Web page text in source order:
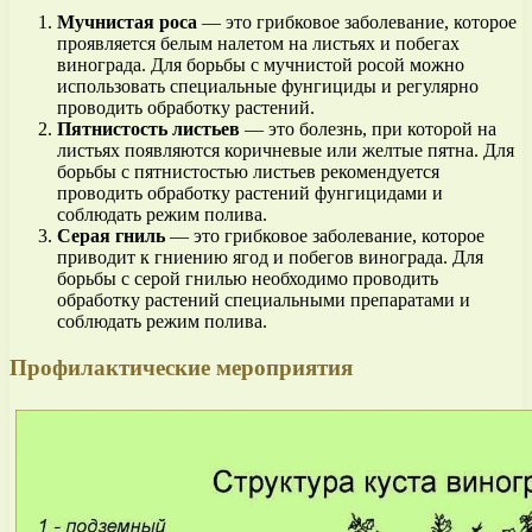
Мучнистая роса — это грибковое заболевание, которое
проявляется белым налетом на листьях и побегах
винограда. Для борьбы с мучнистой росой можно
использовать специальные фунгициды и регулярно
проводить обработку растений.
Пятнистость листьев — это болезнь, при которой на
листьях появляются коричневые или желтые пятна. Для
борьбы с пятнистостью листьев рекомендуется
проводить обработку растений фунгицидами и
соблюдать режим полива.
Серая гниль — это грибковое заболевание, которое
приводит к гниению ягод и побегов винограда. Для
борьбы с серой гнилью необходимо проводить
обработку растений специальными препаратами и
соблюдать режим полива.
Профилактические мероприятия